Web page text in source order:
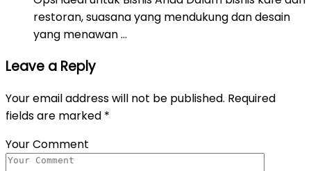
restoran, suasana yang mendukung dan desain
yang menawan …
Leave a Reply
Your email address will not be published. Required
fields are marked *
Your Comment